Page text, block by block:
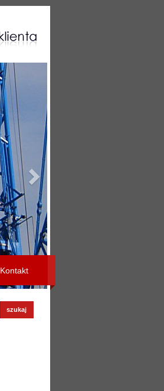
Następny
Kontakt
szukaj